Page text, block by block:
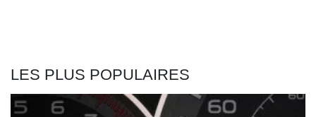
LES PLUS POPULAIRES